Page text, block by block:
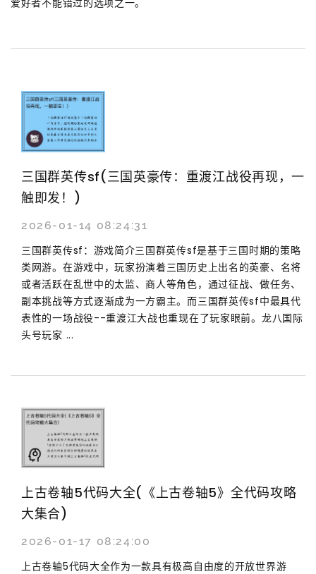
爱好者不能错过的选项之一。
三国群英传sf(三国英豪传：重渡江战役再现，一
触即发！)
2026-01-14 08:24:31
三国群英传sf：游戏简介三国群英传sf是基于三国时期的策略
类网游。在游戏中，玩家扮演着三国历史上出名的英豪、名将
或者活跃在乱世中的太监、商人等角色，通过征战、做任务、
副本挑战等方式逐渐成为一方霸主。而三国群英传sf中最具代
表性的一场战役--重渡江大战也重现在了玩家眼前。龙八国际
头号玩家 ...
上古卷轴5代码大全(《上古卷轴5》全代码攻略
大集合)
2026-01-17 08:24:00
上古卷轴5代码大全作为一款具有极高自由度的开放世界游